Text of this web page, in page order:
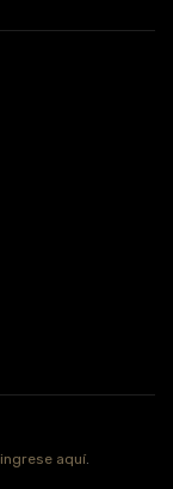
ingrese aquí.